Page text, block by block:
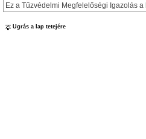
Ez a Tűzvédelmi Megfelelőségi Igazolás a
Ugrás a lap tetejére